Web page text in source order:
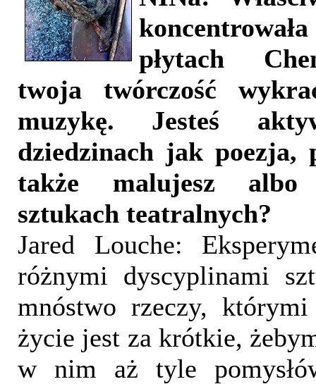
płytach
twoja twórczość
muzykę. Jesteś
dziedzinach jak poezja,
także malujesz albo
sztukach teatralnych?
Jared Louche:
różnymi dyscyplinami
mnóstwo rzeczy,
życie jest za krótkie,
w nim aż tyle